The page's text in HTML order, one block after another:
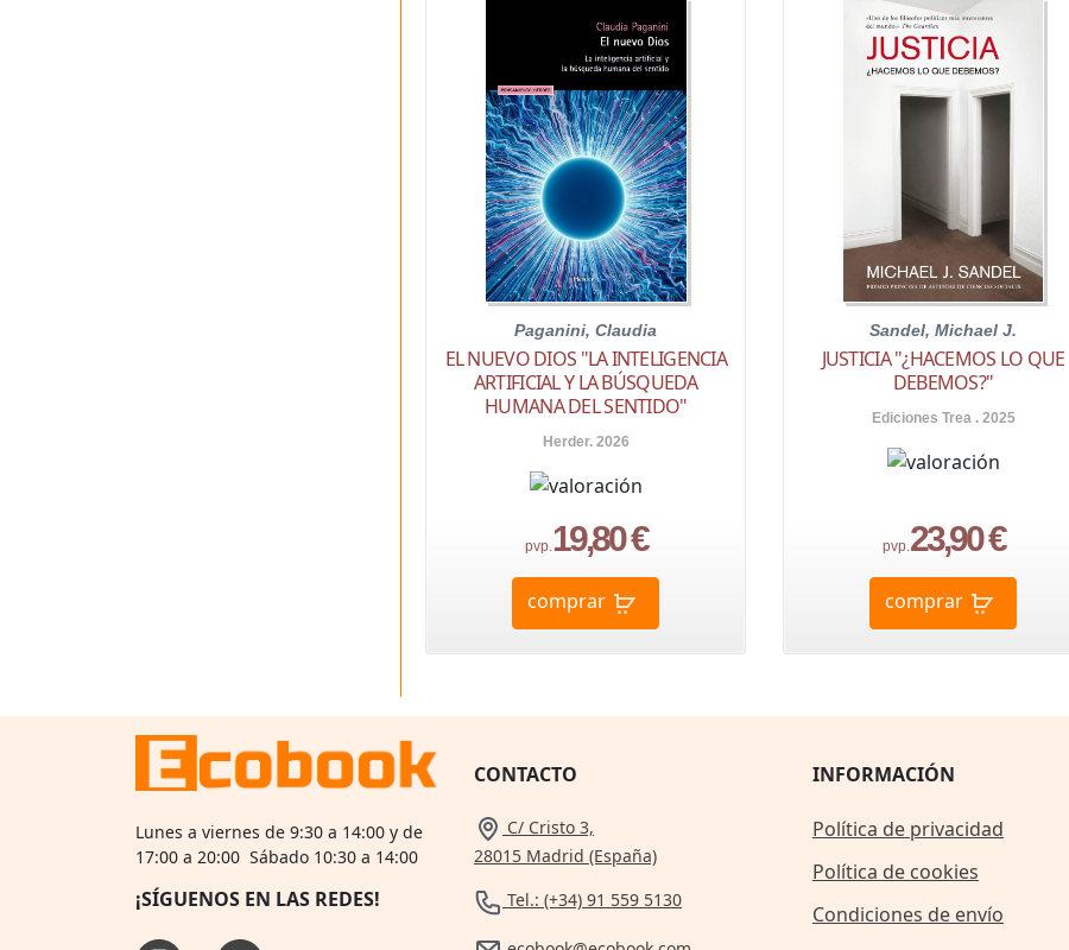
Paganini, Claudia
EL NUEVO DIOS "LA INTELIGENCIA
ARTIFICIAL Y LA BÚSQUEDA
HUMANA DEL SENTIDO"
Herder. 2026
pvp.19,80 €
comprar
Sandel, Michael J.
JUSTICIA "¿HACEMOS LO QUE
DEBEMOS?"
Ediciones Trea . 2025
pvp.23,90 €
comprar
Lunes a viernes de 9:30 a 14:00 y de
17:00 a 20:00 Sábado 10:30 a 14:00
¡SÍGUENOS EN LAS REDES!
CONTACTO
C/ Cristo 3,
28015 Madrid (España)
Tel.: (+34) 91 559 5130
INFORMACIÓN
Política de privacidad
Política de cookies
Condiciones de envío